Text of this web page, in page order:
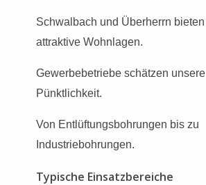
Schwalbach und Überherrn bieten
attraktive Wohnlagen.
Gewerbebetriebe schätzen unsere
Pünktlichkeit.
Von Entlüftungsbohrungen bis zu
Industriebohrungen.
Typische Einsatzbereiche